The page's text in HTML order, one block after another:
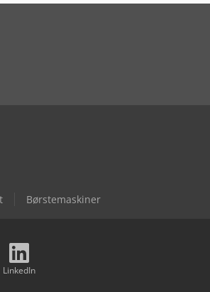
Børstemaskiner
LinkedIn